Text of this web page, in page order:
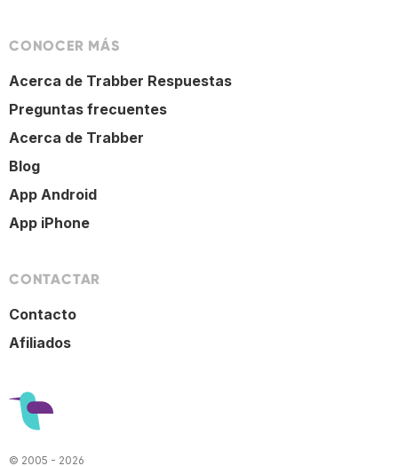
CONOCER MÁS
Acerca de Trabber Respuestas
Preguntas frecuentes
Acerca de Trabber
Blog
App Android
App iPhone
CONTACTAR
Contacto
Afiliados
© 2005 - 2026